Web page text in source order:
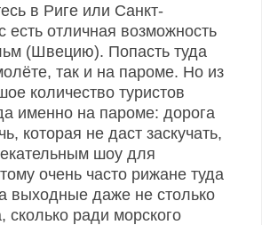
в Риге или Санкт-
есть отличная возможность
(Швецию). Попасть туда
так и на пароме. Но из
количество туристов
именно на пароме: дорога
которая не даст заскучать,
шоу для
очень часто рижане туда
выходные даже не столько
сколько ради морского